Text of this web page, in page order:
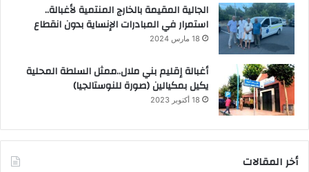
الجالية المقيمة بالخارج المنتمية لأغبالة..
استمرار في المبادرات الإنساية بدون انقطاع
18 مارس 2024
أغبالة إقليم بني ملال..ممثل السلطة المحلية
يكيل بمكيالين (صورة للنوستالجيا)
18 أكتوبر 2023
أخر المقالات